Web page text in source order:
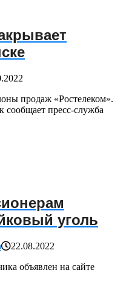
продаж «Ростелеком».
сообщает пресс-служба
уголь
22.08.2022
объявлен на сайте